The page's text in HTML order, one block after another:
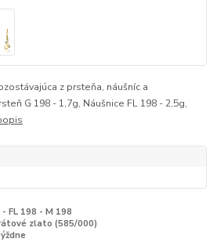
z prsteňa, náušníc a
G 198 - 1,7g, Náušnice FL 198 - 2,5g,
FL 198 - M 198
zlato (585/000)